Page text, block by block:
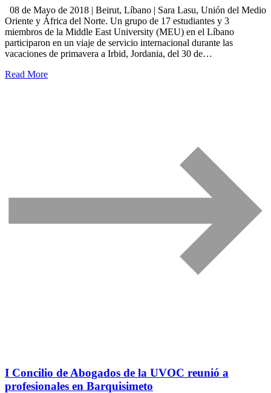
08 de Mayo de 2018 | Beirut, Líbano | Sara Lasu, Unión del Medio
Oriente y África del Norte. Un grupo de 17 estudiantes y 3
miembros de la Middle East University (MEU) en el Líbano
participaron en un viaje de servicio internacional durante las
vacaciones de primavera a Irbid, Jordania, del 30 de…
Read More
I Concilio de Abogados de la UVOC reunió a
profesionales en Barquisimeto